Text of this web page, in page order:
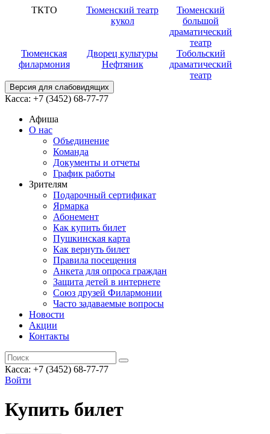
ТКТО
Тюменский театр
кукол
Тюменский
большой
драматический
театр
Тюменская
филармония
Дворец культуры
Нефтяник
Тобольский
драматический
театр
Версия для слабовидящих
Касса: +7 (3452) 68-77-77
Афиша
О нас
Объединение
Команда
Документы и отчеты
График работы
Зрителям
Подарочный сертификат
Ярмарка
Абонемент
Как купить билет
Пушкинская карта
Как вернуть билет
Правила посещения
Анкета для опроса граждан
Защита детей в интернете
Союз друзей Филармонии
Часто задаваемые вопросы
Новости
Акции
Контакты
Касса: +7 (3452) 68-77-77
Войти
Купить билет